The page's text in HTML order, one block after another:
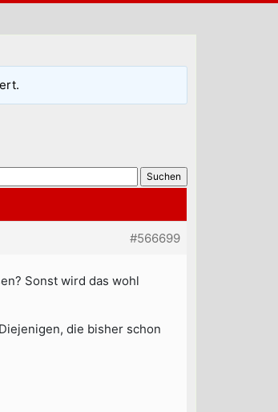
#566699
Sonst wird das wohl
die bisher schon